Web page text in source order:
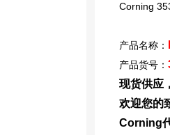
Corning
产品名称：
产品货号：
现货供应
欢迎您
Corning